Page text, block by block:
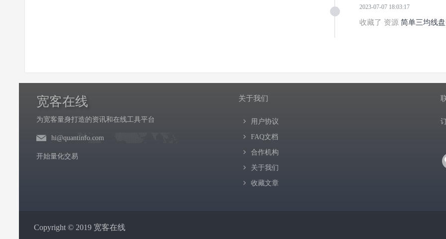
2023-07-07 18:03:17
收藏了 资源 简单三均线
宽客在线
为宽客量身打造的资讯和在线工具平台
hi@quantinfo.com
开始量化交易
关于我们
用户协议
FAQ文档
合作机构
关于我们
收藏文章
Copyright © 2019 宽客在线